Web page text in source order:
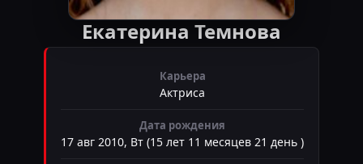
Екатерина Темнова
Карьера
Актриса
Дата рождения
17 авг 2010, Вт (15 лет 11 месяцев 21 день )